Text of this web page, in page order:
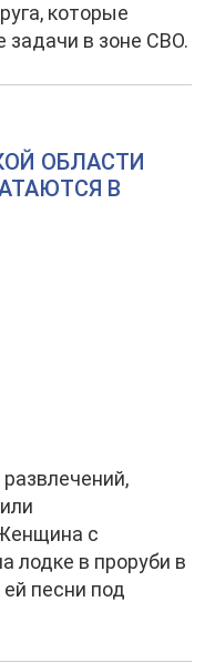
которые
в зоне СВО.
ОБЛАСТИ
В
с
лодке в проруби в
песни под